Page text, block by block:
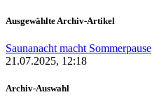
Ausgewählte Archiv-Artikel
Saunanacht macht Sommerpause
21.07.2025, 12:18
Archiv-Auswahl